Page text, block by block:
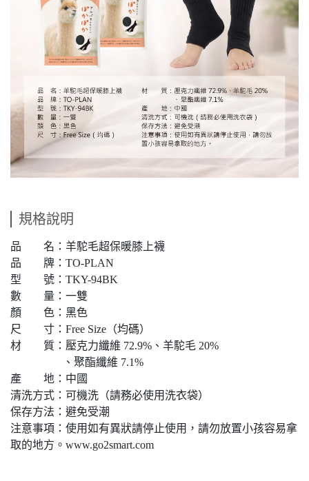
規格說明
品 名：羊駝毛超保暖膝上襪
品 牌：TO-PLAN
型 號：TKY-94BK
數 量：一雙
顏 色：黑色
尺 寸：Free Size（均碼）
材 質：壓克力纖維 72.9%、羊駝毛 20%
、聚酯纖維 7.1%
產 地：中國
清洗方式：可機洗（請務必使用洗衣袋）
保存方法：避免受潮
注意事項：使用如有異狀請停止使用，請勿放置小孩容易拿
取的地方。www.go2smart.com